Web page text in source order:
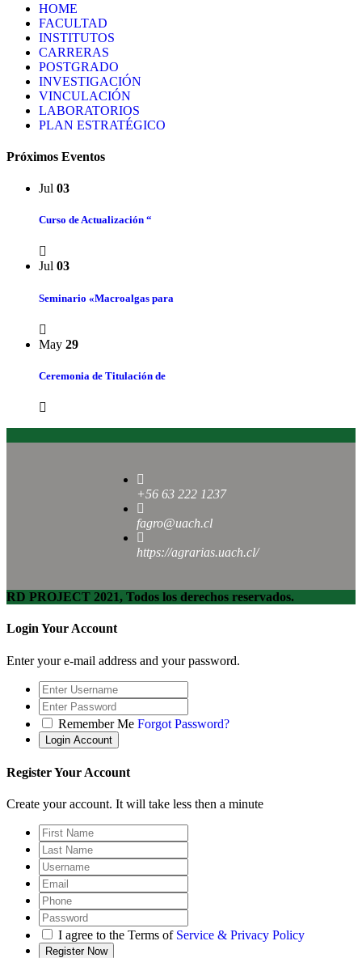
HOME
FACULTAD
INSTITUTOS
CARRERAS
POSTGRADO
INVESTIGACIÓN
VINCULACIÓN
LABORATORIOS
PLAN ESTRATÉGICO
Próximos Eventos
Jul 03
Curso de Actualización “
Jul 03
Seminario «Macroalgas para
May 29
Ceremonia de Titulación de
+56 63 222 1237
fagro@uach.cl
https://agrarias.uach.cl/
RD PROJECT 2021, Todos los derechos reservados.
Login Your Account
Enter your e-mail address and your password.
Remember Me Forgot Password?
Register Your Account
Create your account. It will take less then a minute
I agree to the Terms of Service & Privacy Policy